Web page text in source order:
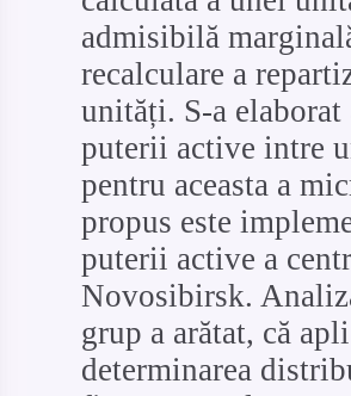
admisibilă
recalculare a
unități. S-a
puterii active intre
pentru aceasta a
propus este
puterii active a
Novosibirsk.
grup a arătat, că
determinarea